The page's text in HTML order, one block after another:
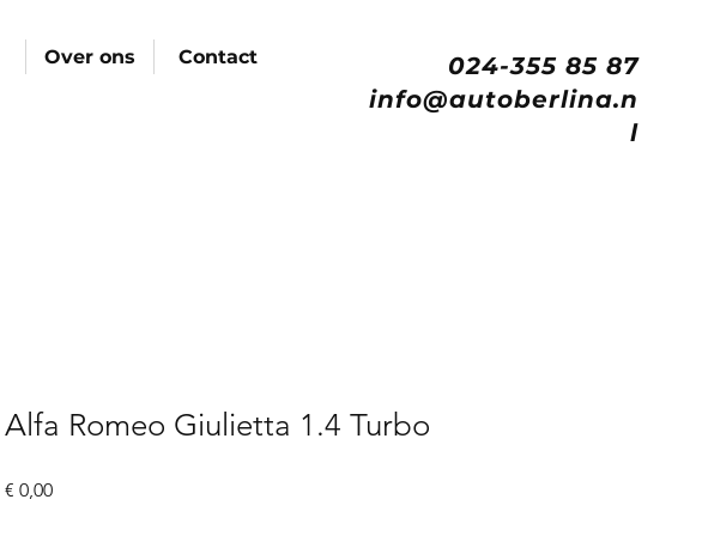
Over ons Contact
024-355 85 87
info@autoberlina.n
l
Alfa Romeo Giulietta 1.4 Turbo
€ 0,00Prijs